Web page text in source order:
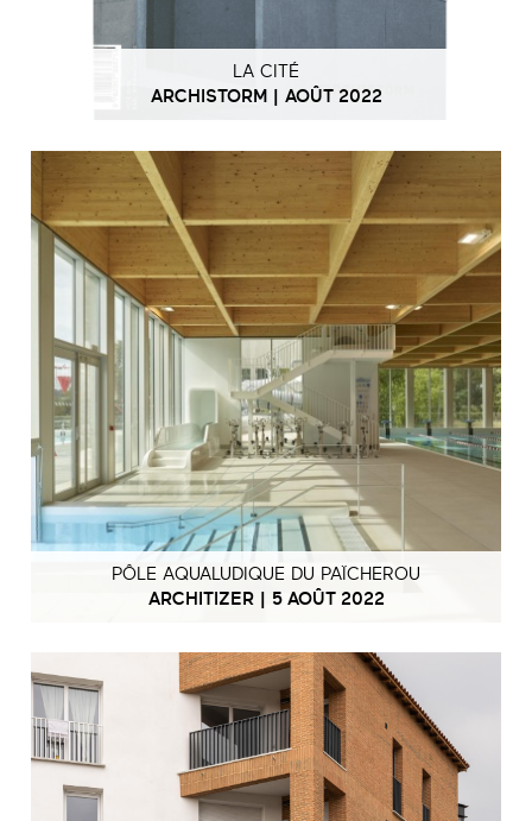
LA CITÉ
ARCHISTORM | AOÛT 2022
PÔLE AQUALUDIQUE DU PAÏCHEROU
ARCHITIZER | 5 AOÛT 2022